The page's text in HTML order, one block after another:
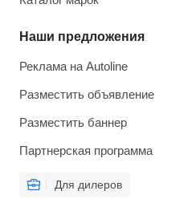
Наши предложения
Реклама на Autoline
Разместить объявление
Разместить баннер
Партнерская программа
Для дилеров